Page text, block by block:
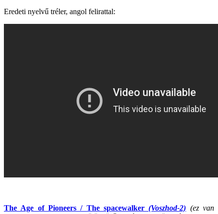
Eredeti nyelvű tréler, angol felirattal:
The Age of Pioneers / The spacewalker(Voszhod-2) (ez van